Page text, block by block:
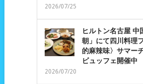
2026/07/25
ヒルトン名古屋 中
朝」にて四川料理
的麻辣味〉サマー
ビュッフェ開催中
2026/07/20